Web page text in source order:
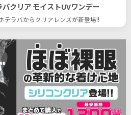
バクリア モイストUVワンデー
テラバからクリアレンズが新登場!!